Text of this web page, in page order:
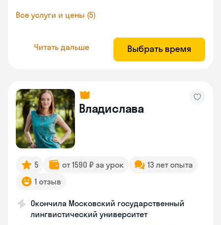
Все услуги и цены (5)
Читать дальше Выбрать время
Владислава
5 от 1590 ₽ за урок
13 лет опыта
1 отзыв
Окончила Московский государственный
лингвистический университет